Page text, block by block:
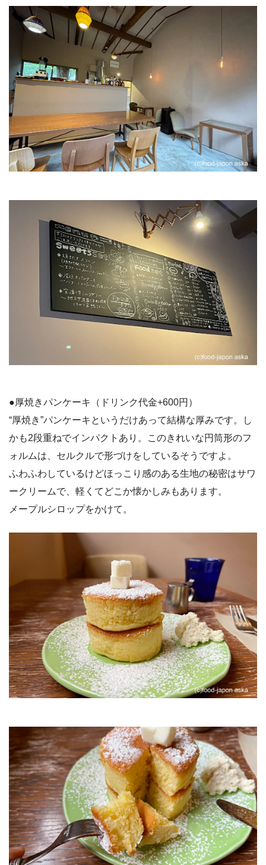
●厚焼きパンケーキ（ドリンク代金+600円）
“厚焼き”パンケーキというだけあって結構な厚みです。し
かも2段重ねでインパクトあり。このきれいな円筒形のフ
ォルムは、セルクルで形づけをしているそうですよ。
ふわふわしているけどほっこり感のある生地の秘密はサワ
ークリームで、軽くてどこか懐かしみもあります。
メープルシロップをかけて。